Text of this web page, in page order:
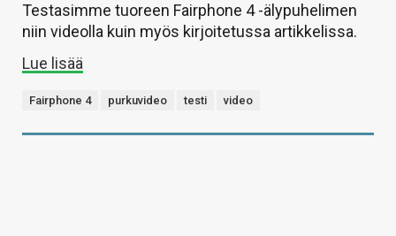
Testasimme tuoreen Fairphone 4 -älypuhelimen
niin videolla kuin myös kirjoitetussa artikkelissa.
Lue lisää
Fairphone 4 purkuvideo testi video